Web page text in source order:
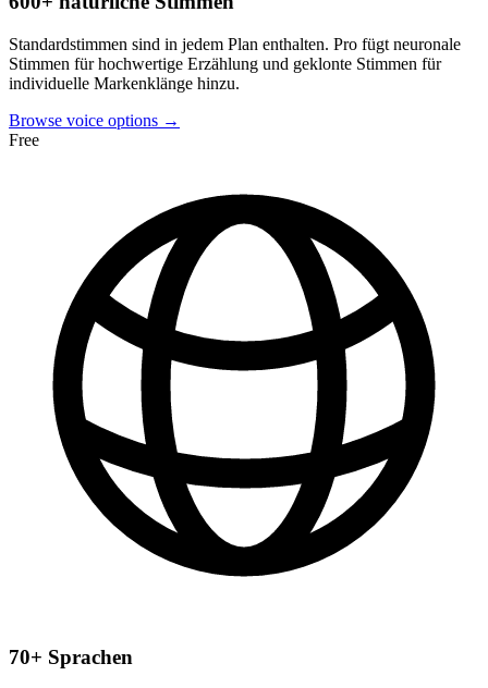
Standardstimmen sind in jedem Plan enthalten. Pro fügt neuronale
Stimmen für hochwertige Erzählung und geklonte Stimmen für
individuelle Markenklänge hinzu.
Browse voice options →
Free
70+ Sprachen